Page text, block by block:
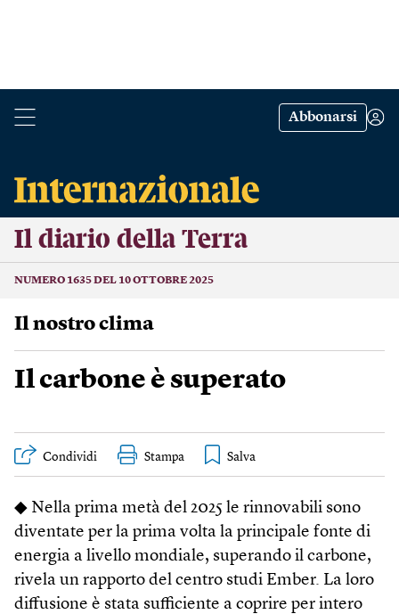
Abbonarsi
Il diario della Terra
NUMERO 1635 DEL 10 OTTOBRE 2025
Il nostro clima
Il carbone è superato
Condividi Stampa
◆ Nella prima metà del 2025 le rinnovabili sono
diventate per la prima volta la principale fonte di
energia a livello mondiale, superando il carbone,
rivela un rapporto del centro studi Ember. La loro
diffusione è stata sufficiente a coprire per intero